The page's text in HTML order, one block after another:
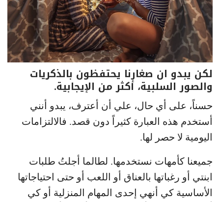
لكن يبدو ان صغارنا يحتفظون بالذكريات
والصور السلبية، أكثر من الإيجابية.
حسناً، على أي حال، علي أن أعترف، يبدو أنني
أستخدم هذه العبارة كثيراً دون قصد. فالالتزامات
اليومية لا حصر لها.
جميعنا كأمهات نستخدمها. لطالما أجلتُ طلبات
ابنتي أو رغباتها بالعناق أو اللعب أو حتى احتياجاتها
الأساسية كي أنهي إحدى المهام المنزلية أو كي